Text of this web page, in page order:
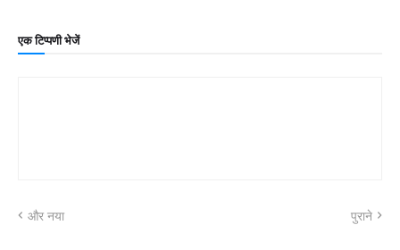
एक टिप्पणी भेजें
और नया पुराने